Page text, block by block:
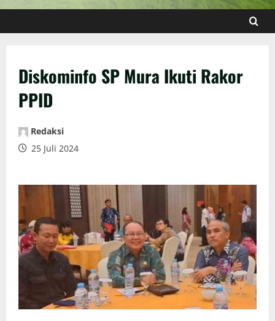
Diskominfo SP Mura Ikuti Rakor
PPID
Redaksi
25 Juli 2024